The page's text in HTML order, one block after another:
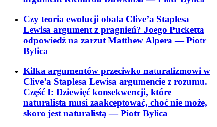
Czy teoria ewolucji obala Clive’a Staplesa
Lewisa argument z pragnień? Joego Pucketta
odpowiedź na zarzut Matthew Alpera— Piotr
Bylica
Kilka argumentów przeciwko naturalizmowi w
Clive’a Staplesa Lewisa argumencie z rozumu.
Część I: Dziewięć konsekwencji, które
naturalista musi zaakceptować, choć nie może,
skoro jest naturalistą— Piotr Bylica